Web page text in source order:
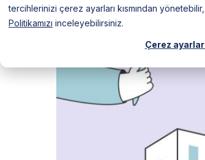
tercihlerinizi çerez ayarları kısmından
Politikamızı inceleyebilirsiniz.
Çerez
content